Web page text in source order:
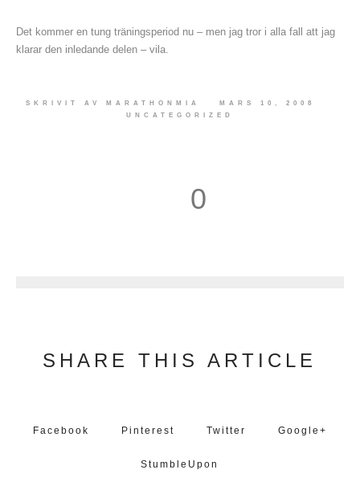
Det kommer en tung träningsperiod nu – men jag tror i alla fall att jag
klarar den inledande delen – vila.
SKRIVIT AV MARATHONMIA
MARS 10, 2008
UNCATEGORIZED
0
SHARE THIS ARTICLE
Facebook Pinterest Twitter Google+
StumbleUpon